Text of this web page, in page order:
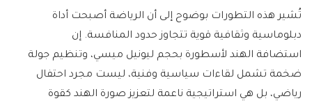
تُشير هذه التطورات بوضوح إلى أن الرياضة أصبحت أداة
دبلوماسية وثقافية قوية تتجاوز حدود المنافسة. إن
استضافة الهند لأسطورة بحجم ليونيل ميسي، وتنظيم جولة
ضخمة تشمل لقاءات سياسية وفنية، ليست مجرد احتفال
رياضي، بل هي استراتيجية ناعمة لتعزيز صورة الهند كقوة